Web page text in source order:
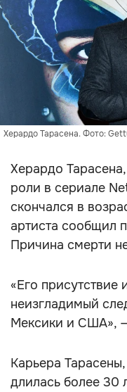
Херардо Тарасена. Фото:
Херардо
роли в сериале
скончался в
артиста сообщил
Причина смерти
«Его присутствие
неизгладимый
Мексики и США», —
Карьера
длилась более 30